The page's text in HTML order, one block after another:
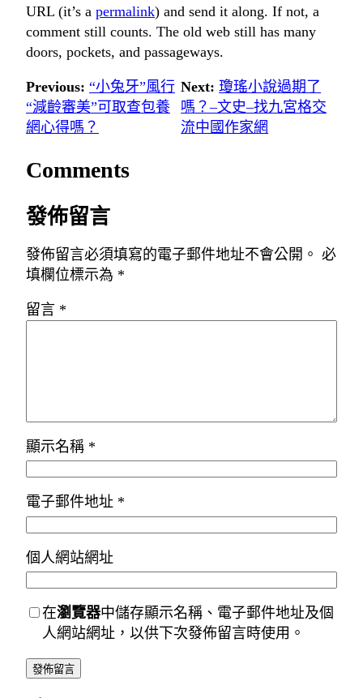
URL (it’s a permalink) and send it along. If not, a
comment still counts. The old web still has many
doors, pockets, and passageways.
Previous: “小兔牙”風行
“減齡審美”可取查包養
網心得嗎？
Next: 瓊瑤小說過期了
嗎？–文史–找九宮格交
流中國作家網
Comments
發佈留言
發佈留言必須填寫的電子郵件地址不會公開。 必
填欄位標示為 *
留言 *
顯示名稱 *
電子郵件地址 *
個人網站網址
在瀏覽器中儲存顯示名稱、電子郵件地址及個
人網站網址，以供下次發佈留言時使用。